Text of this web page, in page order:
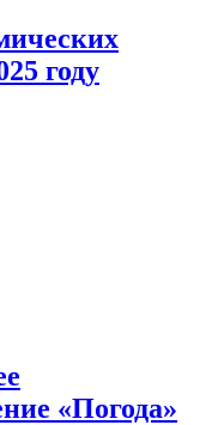
году
«Погода»